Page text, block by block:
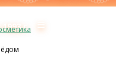
1993 г.≡